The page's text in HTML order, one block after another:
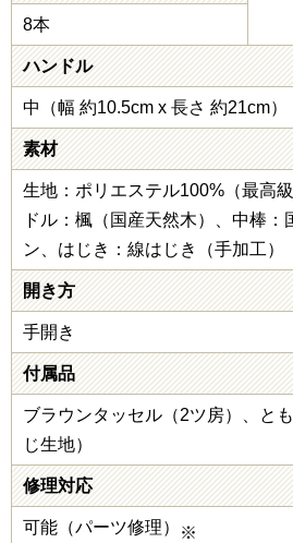
8本
ハンドル
中（幅 約10.5cm x 長さ 約21cm）
素材
生地：ポリエステル100%（最高
ドル：楓（国産天然木）、中棒：
ン、はじき：線はじき（手加工）
開き方
手開き
付属品
ブラウンタッセル（2ツ房）、と
じ生地）
修理対応
可能（パーツ修理） ※